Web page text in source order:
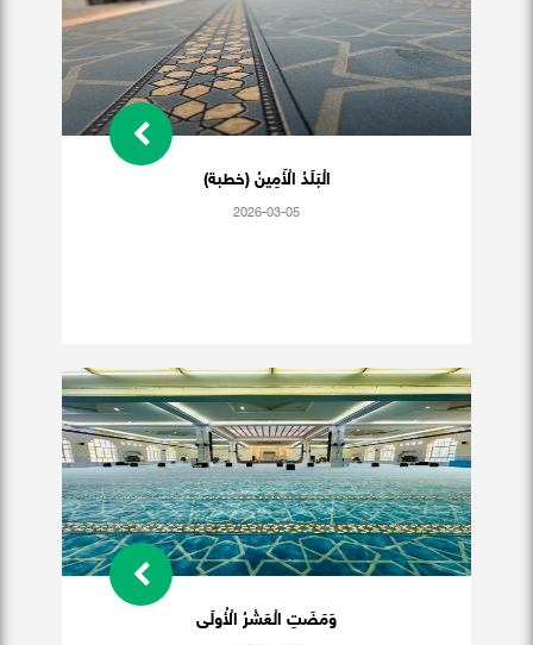
الْبَلَدُ الْأَمِينُ (خطبة)
2026-03-05
وَمَضَتِ الْعَشْرُ الْأُولَى